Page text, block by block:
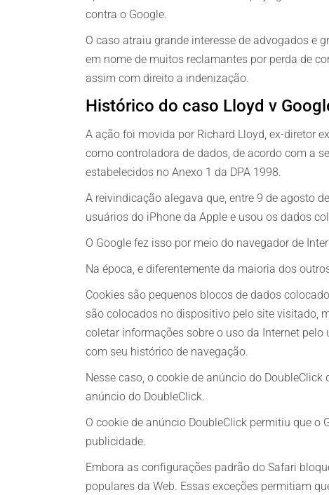
contra o Google.
O caso atraiu grande interesse de advogados e
em nome de muitos reclamantes por perda de
assim com direito a indenização.
Histórico do caso Lloyd v
A ação foi movida por Richard Lloyd, ex-diretor
como controladora de dados, de acordo com a
estabelecidos no Anexo 1 da DPA 1998.
A reivindicação alegava que, entre 9 de agosto
usuários do iPhone da Apple e usou os dados
O Google fez isso por meio do navegador de
Na época, e diferentemente da maioria dos
Cookies são pequenos blocos de dados
são colocados no dispositivo pelo site visitado,
coletar informações sobre o uso da Internet
com seu histórico de navegação.
Nesse caso, o cookie de anúncio do
anúncio do DoubleClick.
O cookie de anúncio DoubleClick permitiu que
publicidade.
Embora as configurações padrão do Safari
populares da Web. Essas exceções permitiam